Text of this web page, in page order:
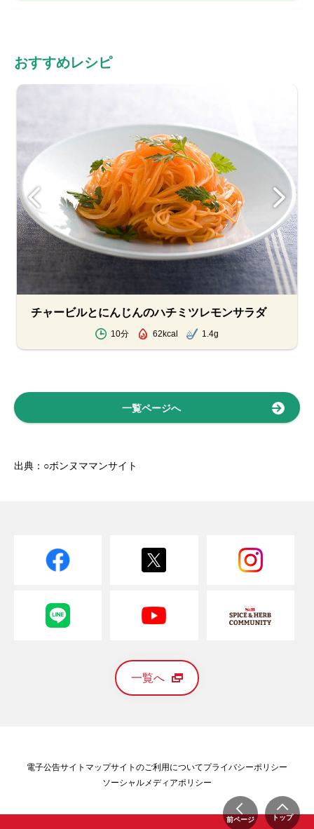
おすすめレシピ
チャービルとにんじんのハチミツレモンサラダ
10分 62kcal 1.4g
一覧ページへ
出典：○ボンヌママンサイト
前ページ トップ
一覧へ
電子公告サイトマップサイトのご利用についてプライバシーポリシー
ソーシャルメディアポリシー